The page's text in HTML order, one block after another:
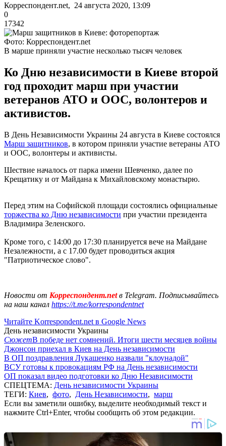
Корреспондент.net, 24 августа 2020, 13:09
0
17342
Фото: Корреспондент.net
В марше приняли участие несколько тысяч человек
Ко Дню независимости в Киеве второй
год проходит марш при участии
ветеранов АТО и ООС, волонтеров и
активистов.
В День Независимости Украины 24 августа в Киеве состоялся
Марш защитников, в котором приняли участие ветераны АТО
и ООС, волонтеры и активисты.
Шествие началось от парка имени Шевченко, далее по
Крещатику и от Майдана к Михайловскому монастырю.
Перед этим на Софийской площади состоялись официальные
торжества ко Дню независимости при участии президента
Владимира Зеленского.
Кроме того, с 14:00 до 17:30 планируется вече на Майдане
Незалежности, а с 17.00 будет проводиться акция
"Патриотическое слово".
Новости от Корреспондент.netв Telegram. Подписывайтесь
на наш канал https://t.me/korrespondentnet
Читайте Korrespondent.net в Google News
День независимости Украины
СюжетВ победе нет сомнений. Итоги шести месяцев войны
Джонсон приехал в Киев на День независимости
В ОП поздравления Лукашенко назвали "клоунадой"
ВСУ готовы к провокациям РФ на День независимости
ОП показал видео подготовки ко Дню Независимости
СПЕЦТЕМА: День независимости Украины
ТЕГИ: Киев, фото, День Независимости, марш
Если вы заметили ошибку, выделите необходимый текст и
нажмите Ctrl+Enter, чтобы сообщить об этом редакции.